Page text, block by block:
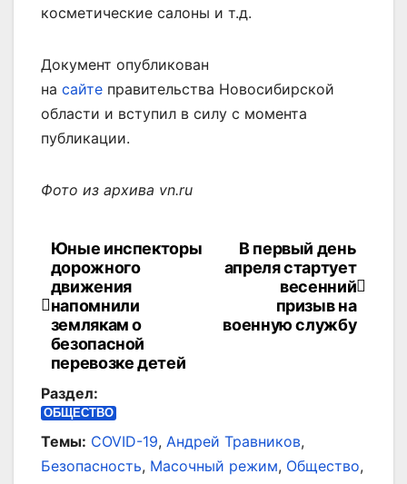
косметические салоны и т.д.
Документ опубликован
на сайте правительства Новосибирской
области и вступил в силу с момента
публикации.
Фото из архива vn.ru
Навигация
по
записям
В первый день
апреля стартует
весенний
призыв на
военную службу
Юные инспекторы
дорожного
движения
напомнили
землякам о
безопасной
перевозке детей
Раздел:
ОБЩЕСТВО
Темы: COVID-19, Андрей Травников,
Безопасность, Масочный режим, Общество,